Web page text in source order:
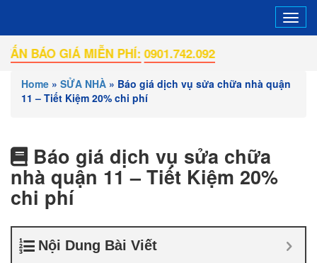
MIỄN PHÍ: 0901.742.092
Home » SỬA NHÀ » Báo giá dịch vụ sửa chữa nhà quận
11 – Tiết Kiệm 20% chi phí
Báo giá dịch vụ sửa chữa
nhà quận 11 – Tiết Kiệm 20%
chi phí
Nội Dung Bài Viết